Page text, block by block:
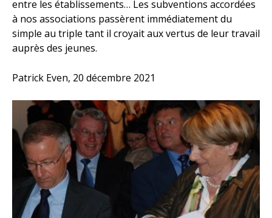
entre les établissements… Les subventions accordées
à nos associations passèrent immédiatement du
simple au triple tant il croyait aux vertus de leur travail
auprès des jeunes.
Patrick Even, 20 décembre 2021